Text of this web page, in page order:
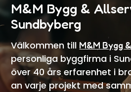
M&M Bygg &
Sundbyberg
Välkommen till M&M Bygg
personliga byggfirma i
över 40 års erfarenhet i
an varje projekt med